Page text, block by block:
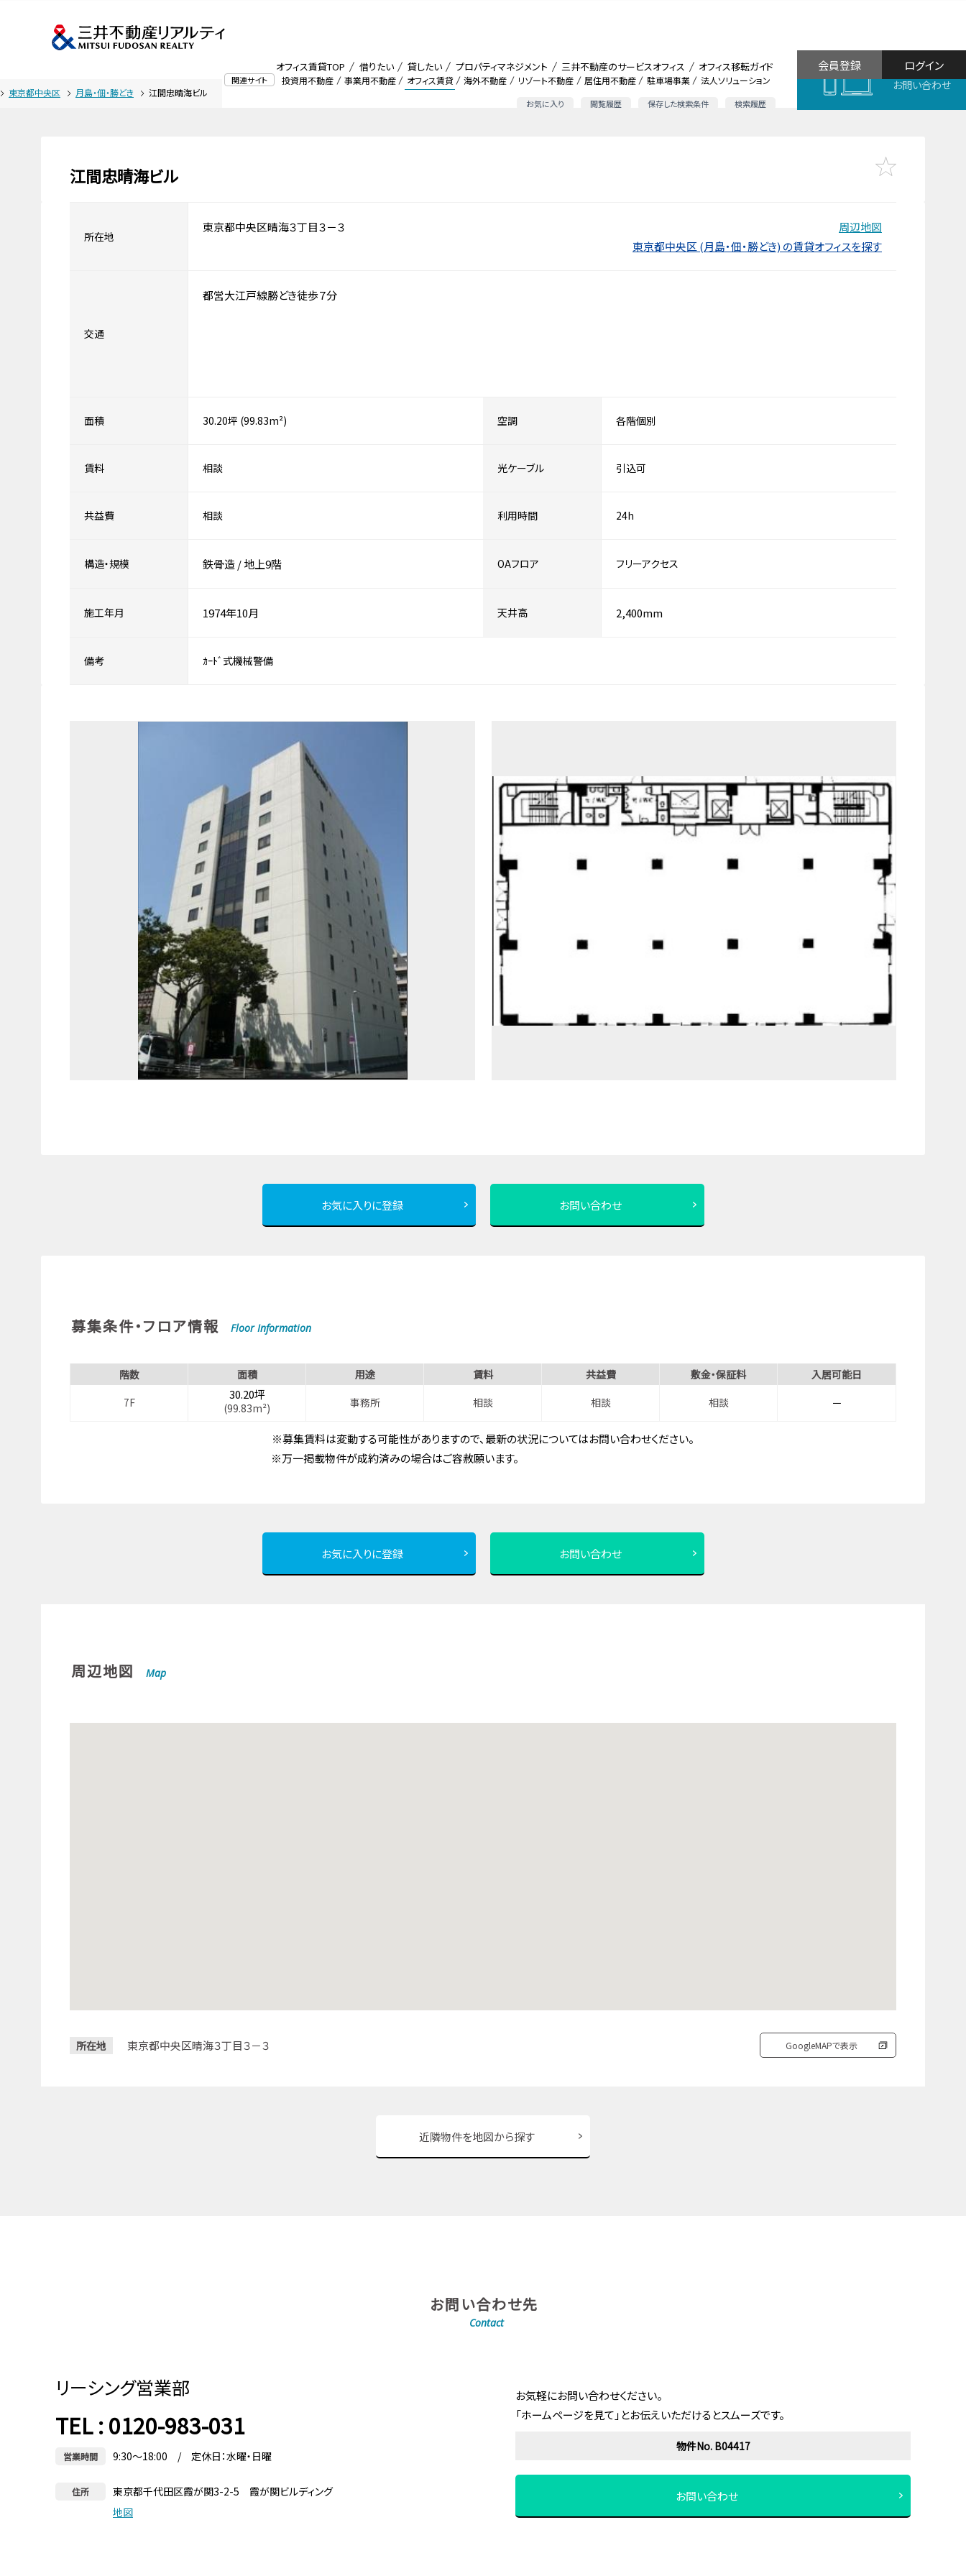
関連サイト 投資用不動産 事業用不動産 オフィス賃貸 海外不動産 リゾート不動産 居住用不動産 駐車場事業 法人ソリューション
お気に入り 閲覧履歴 保存した検索条件 検索履歴
オフィス賃貸TOP 借りたい 貸したい プロパティマネジメント 三井不動産のサービスオフィス オフィス移転ガイド
お問い合わせ
ログイン
会員登録
東京都中央区 月島・佃・勝どき 江間忠晴海ビル
江間忠晴海ビル
所在地
東京都中央区晴海３丁目３－３
周辺地図
東京都中央区 (月島・佃・勝どき) の賃貸オフィスを探す
交通
都営大江戸線勝どき徒歩７分
面積 30.20坪 (99.83m²) 空調 各階個別
賃料 相談 光ケーブル 引込可
共益費 相談 利用時間 24h
構造・規模 鉄骨造/地上9階 OAフロア フリーアクセス
施工年月 1974年10月 天井高 2,400mm
備考 ｶｰﾄﾞ式機械警備
お気に入りに登録 お問い合わせ
募集条件・フロア情報 Floor Information
階数 面積 用途 賃料 共益費 敷金・保証料
入居可能日
7F
30.20坪
(99.83m²) 事務所 相談 相談 相談 －
※募集賃料は変動する可能性がありますので、最新の状況についてはお問い合わせください。
※万一掲載物件が成約済みの場合はご容赦願います。
お気に入りに登録 お問い合わせ
周辺地図 Map
所在地 東京都中央区晴海３丁目３－３ GoogleMAPで表示
近隣物件を地図から探す
お問い合わせ先
Contact
お気軽にお問い合わせください。
「ホームページを見て」とお伝えいただけるとスムーズです。
物件No. B04417
お問い合わせ
リーシング営業部
TEL : 0120-983-031
営業時間 9:30～18:00 / 定休日：水曜・日曜
住所
東京都千代田区霞が関3-2-5 霞が関ビルディング
地図